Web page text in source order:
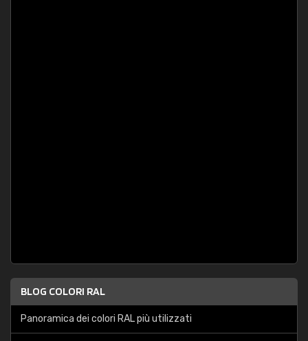
BLOG COLORI RAL
Panoramica dei colori RAL più utilizzati